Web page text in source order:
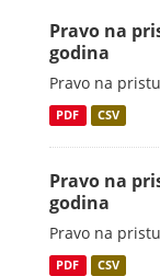
Pravo na
godina
Pravo na
PDF CSV
Pravo na
godina
Pravo na
PDF CSV